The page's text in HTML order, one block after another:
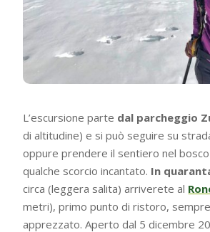
L’escursione parte dal parcheggio
di altitudine) e si può seguire su
oppure prendere il sentiero nel
qualche scorcio incantato. In
circa (leggera salita) arriverete al
metri), primo punto di ristoro,
apprezzato. Aperto dal 5 dicembre